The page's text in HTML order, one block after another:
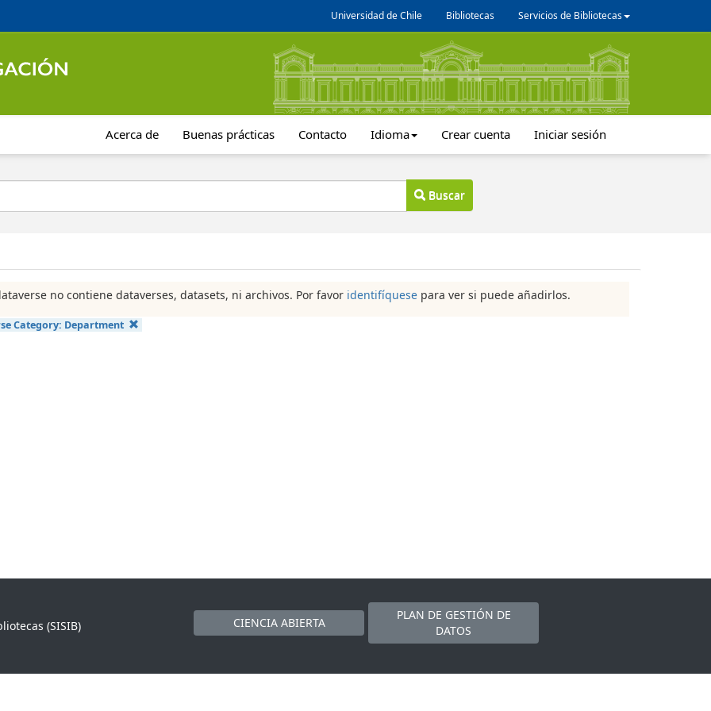
Universidad de Chile Bibliotecas Servicios de Bibliotecas
Acerca de Buenas prácticas Contacto Idioma Crear cuenta Iniciar sesión
Buscar
no contiene dataverses, datasets, ni archivos. Por favor identifíquese para ver si puede añadirlos.
Category: Department
(SISIB)
CIENCIA ABIERTA
PLAN DE GESTIÓN DE
DATOS